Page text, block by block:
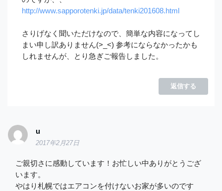
http://www.sapporotenki.jp/data/tenki201608.html
さりげなく聞いただけなので、簡単な内容になってし
まい申し訳ありません(>_<) 参考にならなかったかも
しれませんが、とり急ぎご報告しました。
返信する
u
2017年2月27日
ご親切さに感動しています！お忙しい中ありがとうござ
います。
やはり札幌ではエアコンを付けないお家が多いのです